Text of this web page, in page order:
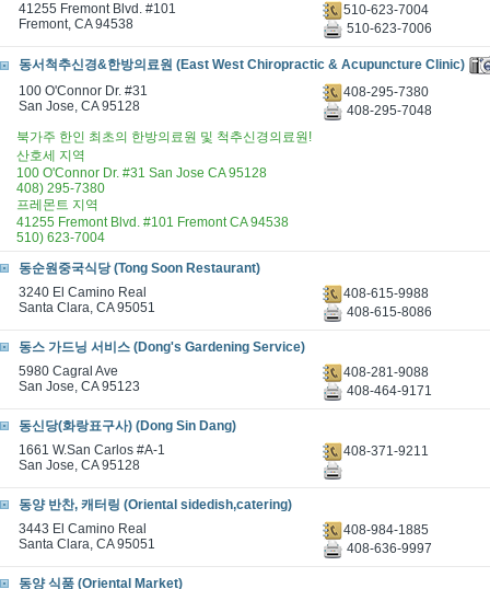
41255 Fremont Blvd. #101
Fremont, CA 94538
510-623-7004
510-623-7006
동서척추신경&한방의료원 (East West Chiropractic & Acupuncture Clinic)
100 O'Connor Dr. #31
San Jose, CA 95128
408-295-7380
408-295-7048
북가주 한인 최초의 한방의료원 및 척추신경의료원!
산호세 지역
100 O'Connor Dr. #31 San Jose CA 95128
408) 295-7380
프레몬트 지역
41255 Fremont Blvd. #101 Fremont CA 94538
510) 623-7004
동순원중국식당 (Tong Soon Restaurant)
3240 El Camino Real
Santa Clara, CA 95051
408-615-9988
408-615-8086
동스 가드닝 서비스 (Dong's Gardening Service)
5980 Cagral Ave
San Jose, CA 95123
408-281-9088
408-464-9171
동신당(화랑표구사) (Dong Sin Dang)
1661 W.San Carlos #A-1
San Jose, CA 95128
408-371-9211
동양 반찬, 캐터링 (Oriental sidedish,catering)
3443 El Camino Real
Santa Clara, CA 95051
408-984-1885
408-636-9997
동양 식품 (Oriental Market)